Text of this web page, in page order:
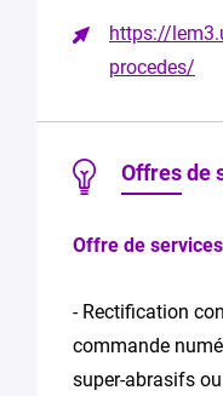
message
*
vous
https://
procedes/
Offres de
Offre de services
- Rectification
commande
super-abrasifs